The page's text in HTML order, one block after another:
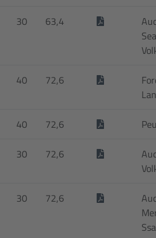
30 63,4
40 72,6
40 72,6
30 72,6
30 72,6